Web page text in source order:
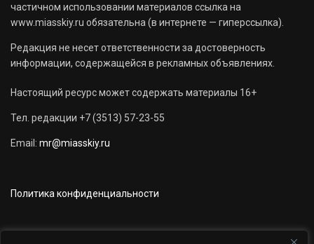
частичном использовании материалов ссылка на
www.miasskiy.ru обязательна (в интернете — гиперссылка).
Редакция не несет ответственности за достоверность
информации, содержащейся в рекламных объявлениях.
Настоящий ресурс может содержать материалы 16+
Тел. редакции +7 (3513) 57-23-55
Email: mr@miasskiy.ru
Политика конфиденциальности